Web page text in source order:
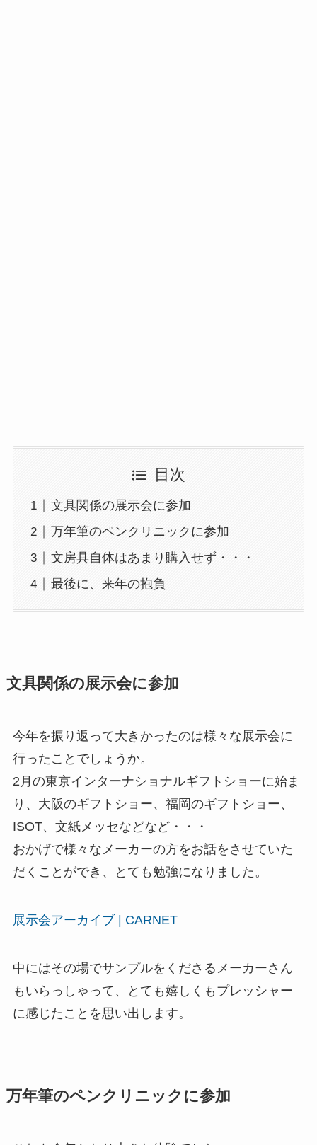
目次
文具関係の展示会に参加
万年筆のペンクリニックに参加
文房具自体はあまり購入せず・・・
最後に、来年の抱負
文具関係の展示会に参加
今年を振り返って大きかったのは様々な展示会に
行ったことでしょうか。
2月の東京インターナショナルギフトショーに始ま
り、大阪のギフトショー、福岡のギフトショー、
ISOT、文紙メッセなどなど・・・
おかげで様々なメーカーの方をお話をさせていた
だくことができ、とても勉強になりました。
展示会アーカイブ | CARNET
中にはその場でサンプルをくださるメーカーさん
もいらっしゃって、とても嬉しくもプレッシャー
に感じたことを思い出します。
万年筆のペンクリニックに参加